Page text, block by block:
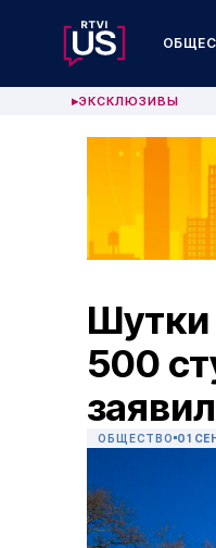
▶ЭКСКЛЮЗИВЫ
Шутки
500
ОБЩЕСТВО 01